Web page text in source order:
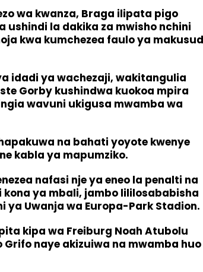
wa kwanza, Braga ilipata pigo
ushindi la dakika za mwisho nchini
kwa kumchezea faulo ya
idadi ya wachezaji, wakitangulia
Gorby kushindwa kuokoa mpira
wavuni ukigusa mwamba wa
na bahati yoyote kwenye
kabla ya mapumziko.
nafasi nje ya eneo la penalti na
ya mbali, jambo lililosababisha
ya Uwanja wa Europa-Park Stadion.
kipa wa Freiburg Noah Atubolu
naye akizuiwa na mwamba huo